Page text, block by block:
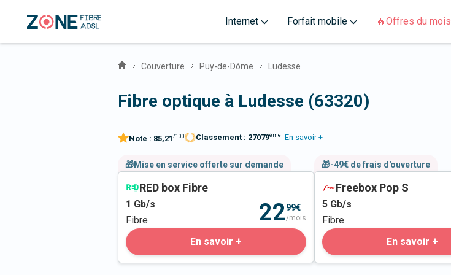
Internet Forfait mobile 🔥Offres du mois
Couverture Puy-de-Dôme Ludesse
Fibre optique à Ludesse (63320)
Note : 85,21 /100 Classement : 27079ème En savoir +
🎁Mise en service offerte sur demande
RED box Fibre
1 Gb/s
Fibre
2299€
/mois
En savoir +
🎁-49€ de frais d'ouverture
Freebox Pop S
5 Gb/s
Fibre
En savoir +